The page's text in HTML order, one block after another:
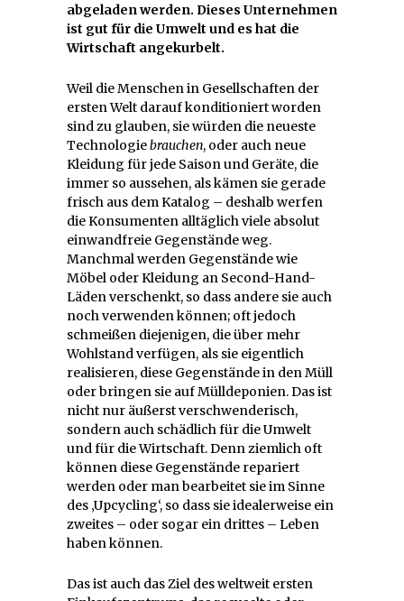
abgeladen werden. Dieses Unternehmen
ist gut für die Umwelt und es hat die
Wirtschaft angekurbelt.
Weil die Menschen in Gesellschaften der
ersten Welt darauf konditioniert worden
sind zu glauben, sie würden die neueste
Technologiebrauchen, oder auch neue
Kleidung für jede Saison und Geräte, die
immer so aussehen, als kämen sie gerade
frisch aus dem Katalog – deshalb werfen
die Konsumenten alltäglich viele absolut
einwandfreie Gegenstände weg.
Manchmal werden Gegenstände wie
Möbel oder Kleidung an Second-Hand-
Läden verschenkt, so dass andere sie auch
noch verwenden können; oft jedoch
schmeißen diejenigen, die über mehr
Wohlstand verfügen, als sie eigentlich
realisieren, diese Gegenstände in den Müll
oder bringen sie auf Mülldeponien. Das ist
nicht nur äußerst verschwenderisch,
sondern auch schädlich für die Umwelt
und für die Wirtschaft. Denn ziemlich oft
können diese Gegenstände repariert
werden oder man bearbeitet sie im Sinne
des ‚Upcycling‘, so dass sie idealerweise ein
zweites – oder sogar ein drittes – Leben
haben können.
Das ist auch das Ziel des weltweit ersten